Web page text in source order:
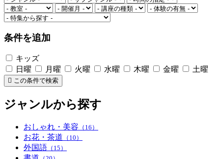
条件を追加
キッズ
日曜
月曜 火曜 水曜 木曜 金曜 土曜
この条件で検索
ジャンルから探す
おしゃれ・美容 （16）
お花・茶道 （10）
外国語 （15）